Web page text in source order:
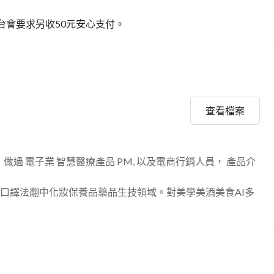
要求另收50元安心支付。
查看檔案
過 電子業 智慧醫療產品 PM, 以及電商行銷人員， 產品介
譯法翻中化妝保養品藥品生技領域。對美學美酒美食AI多